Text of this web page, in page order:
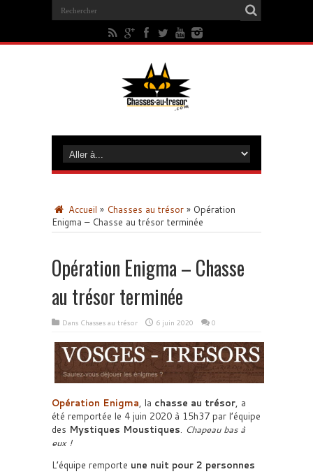
Accueil » Chasses au trésor » Opération
Enigma – Chasse au trésor terminée
Opération Enigma – Chasse
au trésor terminée
Dans Chasses au trésor 6 juin 2020 0
Opération Enigma, la chasse au trésor, a
été remportée le 4 juin 2020 à 15h37 par l’équipe
des Mystiques Moustiques. Chapeau bas à
eux !
L’équipe remporte une nuit pour 2 personnes